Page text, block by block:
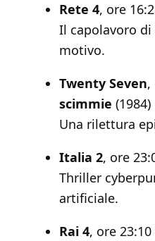
Rete 4, ore
Il capolavoro di
motivo.
Twenty Seven,
scimmie (1984)
Una rilettura
Italia 2, ore
Thriller
artificiale.
Rai 4, ore 23:10